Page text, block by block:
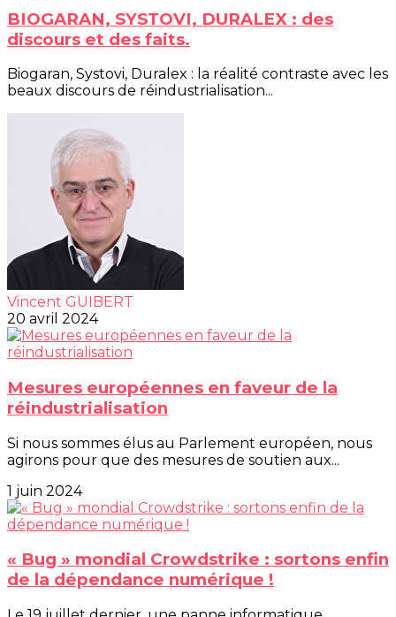
BIOGARAN, SYSTOVI, DURALEX : des
discours et des faits.
Biogaran, Systovi, Duralex : la réalité contraste avec les
beaux discours de réindustrialisation...
Vincent GUIBERT
20 avril 2024
Mesures européennes en faveur de la
réindustrialisation
Si nous sommes élus au Parlement européen, nous
agirons pour que des mesures de soutien aux...
1 juin 2024
« Bug » mondial Crowdstrike : sortons enfin
de la dépendance numérique !